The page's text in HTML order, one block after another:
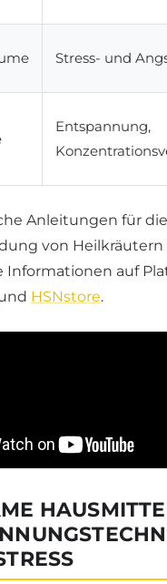
Stress- und
Entspannung,
Anleitungen für
von
Informationen auf
HSNstore.